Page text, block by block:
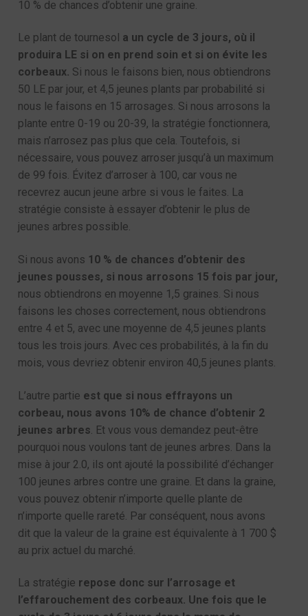
10 % de chances d’obtenir une graine.
Le plant de tournesol a un cycle de 3 jours, où il
produira LE si on en prend soin et si on évite les
corbeaux. Si nous le faisons bien, nous obtiendrons
50 LE par jour, et 4,5 jeunes plants par probabilité si
nous le faisons en 15 arrosages. Si nous arrosons la
plante entre 0-19 ou 20-39, la stratégie fonctionnera,
mais n’arrosez pas plus que cela. Toutefois, si
nécessaire, vous pouvez arroser jusqu’à un maximum
de 99 fois. Évitez d’arroser à 100, car vous ne
recevrez aucun jeune arbre si vous le faites. La
stratégie consiste à essayer d’obtenir le plus de
jeunes arbres possible.
Si nous avons 10 % de chances d’obtenir des
jeunes pousses, si nous arrosons 15 fois par jour,
nous obtiendrons en moyenne 1,5 graines. Si nous
faisons les choses correctement, nous obtiendrons
entre 4 et 5, avec une moyenne de 4,5 jeunes plants
tous les trois jours. Avec ces probabilités, à la fin du
mois, vous devriez obtenir environ 40,5 jeunes plants.
L’autre partie est que si nous effrayons un
corbeau, nous avons 10% de chance d’obtenir 2
jeunes arbres . Et vous vous demandez peut-être
pourquoi nous voulons tant de jeunes arbres. Dans la
mise à jour 2.0, ils ont ajouté la possibilité d’échanger
100 jeunes arbres contre une graine. Et dans la graine,
vous pouvez obtenir n’importe quelle plante de
n’importe quelle rareté. Par conséquent, nous avons
dit que la valeur de la graine est équivalente à 1 700 $
au prix actuel du marché.
La stratégie repose donc sur l’arrosage et
l’effarouchement des corbeaux. Une fois que le